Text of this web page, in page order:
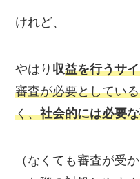
けれど、
やはり 収益を行うサ
審査が必要としてい
く、社会的には必要
（なくても審査が受